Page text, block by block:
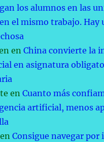
los alumnos en las
el mismo trabajo. Hay
enChina convierte la
en asignatura
enCuanto más
artificial, menos
enConsigue navegar